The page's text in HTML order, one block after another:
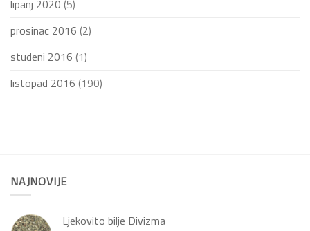
lipanj 2020 (5)
prosinac 2016 (2)
studeni 2016 (1)
listopad 2016 (190)
NAJNOVIJE
Ljekovito bilje Divizma